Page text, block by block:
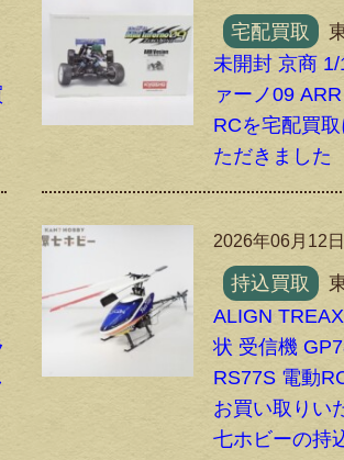
宅配買取
未開封 京商
ァーノ09
RCを宅配買
ただきました
2026年06月12日
持込買取
ALIGN
状 受信機
RS77S 電動
お買い取りい
七ホビーの持